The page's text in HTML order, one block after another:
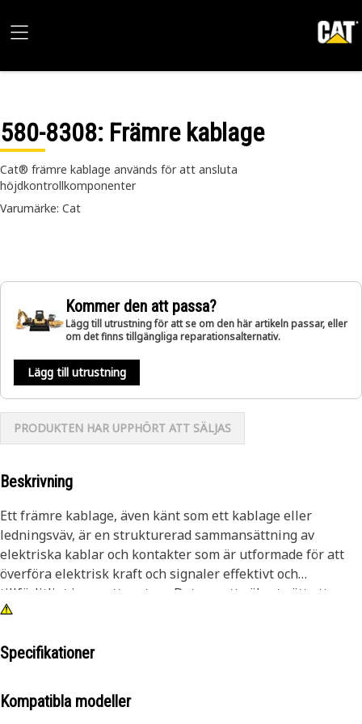
580-8308: Främre kablage
Cat® främre kablage används för att ansluta
höjdkontrollkomponenter
Varumärke: Cat
Kommer den att passa?
Lägg till utrustning för att se om den här artikeln passar, eller
om det finns tillgängliga reparationsalternativ.
Lägg till utrustning
PRODUKTEN HAR UPPHÖRT ATT SÄLJAS
Beskrivning
Ett främre kablage, även känt som ett kablage eller
ledningsväv, är en strukturerad sammansättning av
elektriska kablar och kontakter som är utformade för att
överföra elektrisk kraft och signaler effektivt och
tillförlitligt inom ett system. Det ger ett säkert sätt att
ansluta elektriska komponenter i Grade Control, vilket
• Skyddar mot vibrationer, nötning och fuktinträngning och
minskar risken för kortslutning
Specifikationer
Kompatibla modeller